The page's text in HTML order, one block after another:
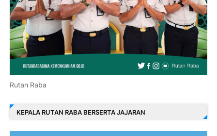
Rutan Raba
KEPALA RUTAN RABA BERSERTA JAJARAN